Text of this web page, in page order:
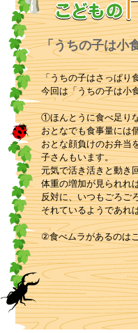
「うちの子は小
「うちの子はさっぱり
今回は「うちの子は小
①ほんとうに食べ足り
おとなでも食事量には
おとな顔負けのお弁当
子さんもいます。
元気で活き活きと動き
体重の増加が見られれ
反対に、いつもごろご
それているようであれ
②食べムラがあるのは
こどもはおとなのよう
その時の気分や体調に
おもしろい遊びに心が
乗りがしません。
「10ヶ月ころは、ぱく
ぱり・・・」とこぼさ
乳児期は「食べること